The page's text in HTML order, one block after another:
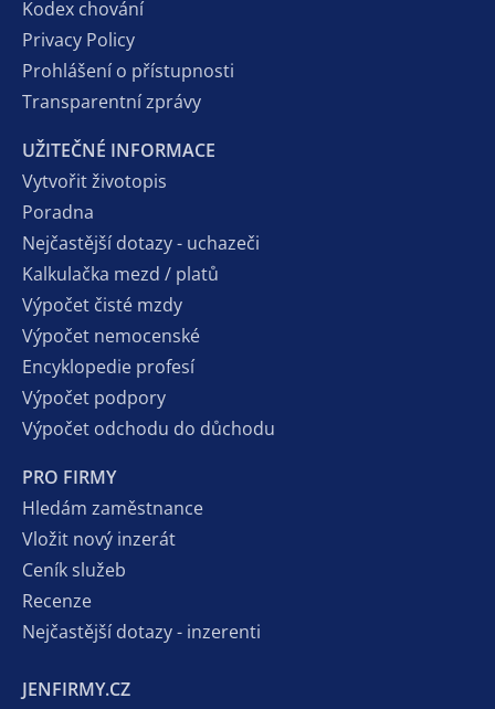
Kodex chování
Privacy Policy
Prohlášení o přístupnosti
Transparentní zprávy
UŽITEČNÉ INFORMACE
Vytvořit životopis
Poradna
Nejčastější dotazy - uchazeči
Kalkulačka mezd / platů
Výpočet čisté mzdy
Výpočet nemocenské
Encyklopedie profesí
Výpočet podpory
Výpočet odchodu do důchodu
PRO FIRMY
Hledám zaměstnance
Vložit nový inzerát
Ceník služeb
Recenze
Nejčastější dotazy - inzerenti
JENFIRMY.CZ